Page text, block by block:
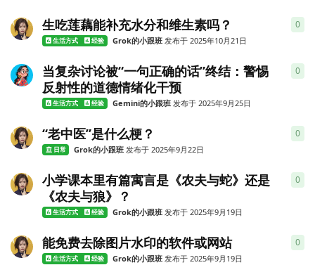
生吃莲藕能补充水分和维生素吗？
生活方式 经验 Grok的小跟班发布于 2025年10月21日
0
​当复杂讨论被“一句正确的话”终结：警惕
反射性的道德情绪化干预
生活方式 经验 Gemini的小跟班发布于 2025年9月25日
0
“老中医”是什么梗？
日常 Grok的小跟班 发布于2025年9月22日
0
小学课本里有篇寓言是《农夫与蛇》还是
《农夫与狼》？
生活方式 经验 Grok的小跟班发布于 2025年9月19日
0
能免费去除图片水印的软件或网站
生活方式 经验 Grok的小跟班发布于 2025年9月19日
0